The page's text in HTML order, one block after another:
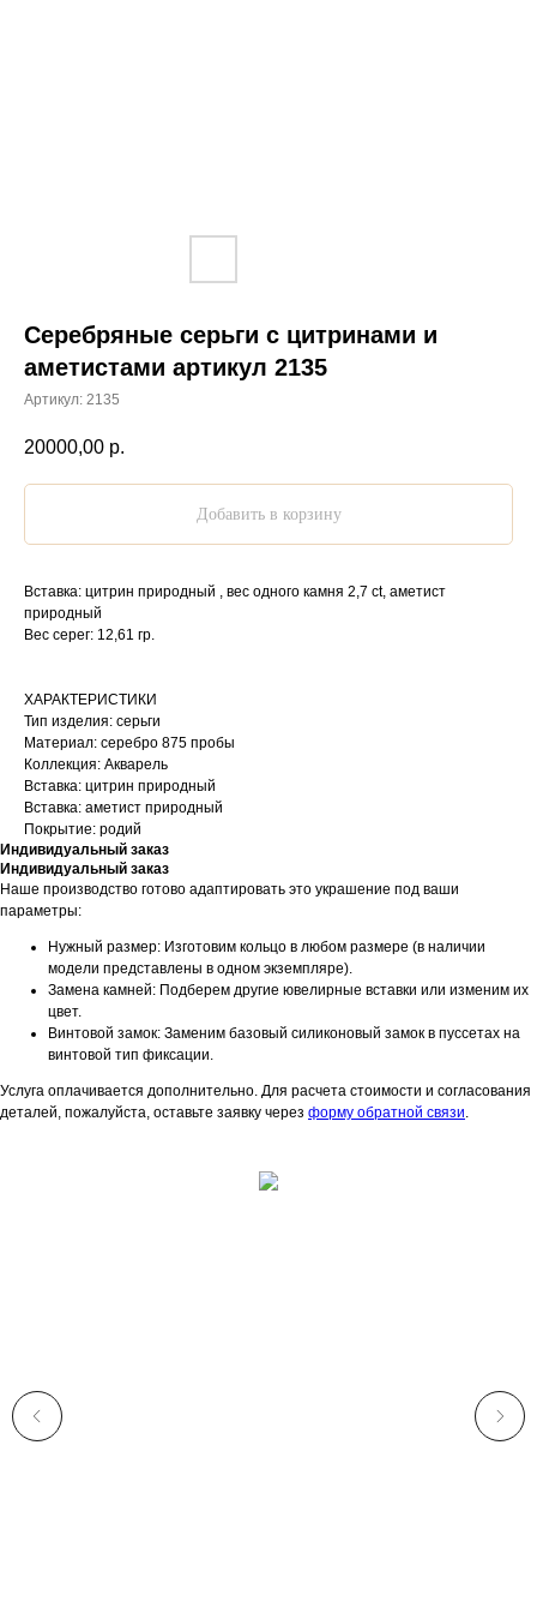
Серебряные серьги с цитринами и
аметистами артикул 2135
Артикул: 2135
20000,00 р.
Добавить в корзину
Вставка: цитрин природный , вес одного камня 2,7 ct, аметист
природный
Вес серег: 12,61 гр.
ХАРАКТЕРИСТИКИ
Тип изделия: серьги
Материал: серебро 875 пробы
Коллекция: Акварель
Вставка: цитрин природный
Вставка: аметист природный
Покрытие: родий
Индивидуальный заказ
Индивидуальный заказ
Наше производство готово адаптировать это украшение под ваши
параметры:
Нужный размер: Изготовим кольцо в любом размере (в наличии
модели представлены в одном экземпляре).
Замена камней: Подберем другие ювелирные вставки или изменим их
цвет.
Винтовой замок: Заменим базовый силиконовый замок в пуссетах на
винтовой тип фиксации.
Услуга оплачивается дополнительно. Для расчета стоимости и согласования
деталей, пожалуйста, оставьте заявку через форму обратной связи.